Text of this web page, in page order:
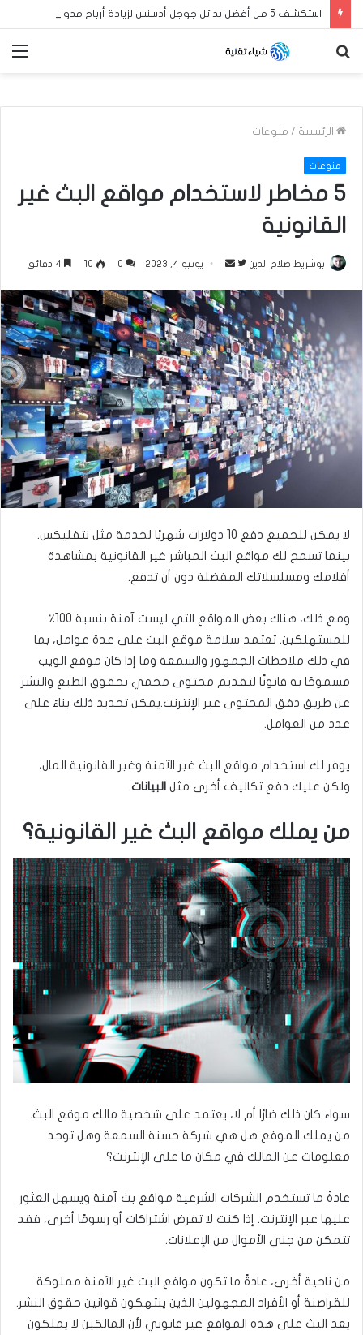
الرئيسية / منوعات
منوعات
5 مخاطر لاستخدام مواقع البث غير
القانونية
بوشريط صلاح الدين
ت
ب
ع
ع
ل
ى
ت
و
ي
ت
ر
س
ل
ب
ر
ي
د
ا
إ
ل
ت
و
ن
ي
يونيو 4, 2023 0
10
لا يمكن للجميع دفع 10 دولارات شهريًا لخدمة مثل نتفليكس.
بينما تسمح لك مواقع البث المباشر غير القانونية بمشاهدة
أفلامك ومسلسلاتك المفضلة دون أن تدفع.
ومع ذلك، هناك بعض المواقع التي ليست آمنة بنسبة 100٪
للمستهلكين. تعتمد سلامة موقع البث على عدة عوامل، بما
في ذلك ملاحظات الجمهور والسمعة وما إذا كان موقع الويب
مسموحًا به قانونًا لتقديم محتوى محمي بحقوق الطبع والنشر
عن طريق دفق المحتوى عبر الإنترنت.يمكن تحديد ذلك بناءً على
عدد من العوامل.
يوفر لك استخدام مواقع البث غير الآمنة وغير القانونية المال،
ولكن عليك دفع تكاليف أخرى مثل البيانات.
من يملك مواقع البث غير القانونية؟
سواء كان ذلك ضارًا أم لا، يعتمد على شخصية مالك موقع البث.
من يملك الموقع هل هي شركة حسنة السمعة وهل توجد
معلومات عن المالك في مكان ما على الإنترنت؟
عادةً ما تستخدم الشركات الشرعية مواقع بث آمنة ويسهل العثور
عليها عبر الإنترنت. إذا كنت لا تفرض اشتراكات أو رسومًا أخرى، فقد
تتمكن من جني الأموال من الإعلانات.
من ناحية أخرى، عادةً ما تكون مواقع البث غير الآمنة مملوكة
للقراصنة أو الأفراد المجهولين الذين ينتهكون قوانين حقوق النشر.
يعد البث على هذه المواقع غير قانوني لأن المالكين لا يملكون